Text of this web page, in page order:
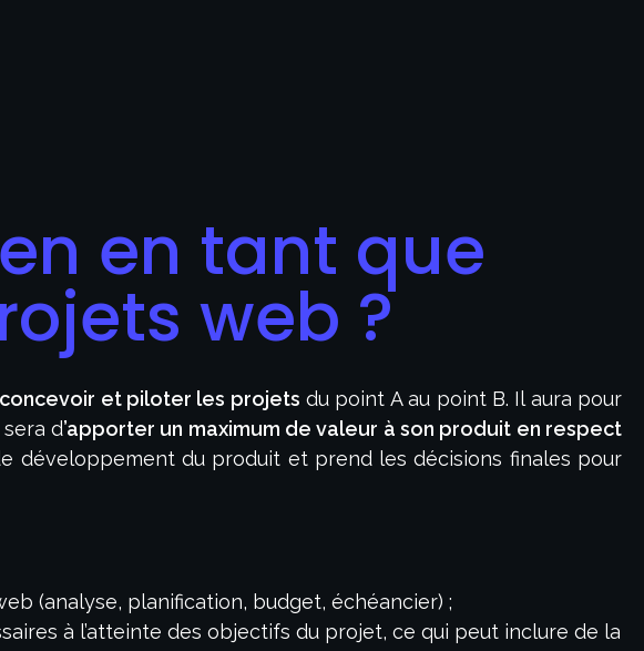
en tant que
web ?
concevoir et piloter les projets du point A au point B. Il aura pour
d’apporter un maximum de valeur à son produit en respect
développement du produit et prend les décisions finales pour
(analyse, planification, budget, échéancier) ;
à l’atteinte des objectifs du projet, ce qui peut inclure de la